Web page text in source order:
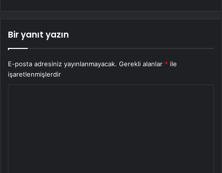
Bir yanıt yazın
E-posta adresiniz yayınlanmayacak. Gerekli alanlar * ile
işaretlenmişlerdir